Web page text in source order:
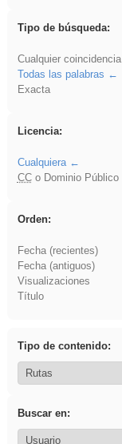
Tipo de búsqueda:
Cualquier coincidencia
Todas las palabras
Exacta
Licencia:
Cualquiera
CCo Dominio Público
Orden:
Fecha (recientes)
Fecha (antiguos)
Visualizaciones
Título
Tipo de contenido:
Buscar en: